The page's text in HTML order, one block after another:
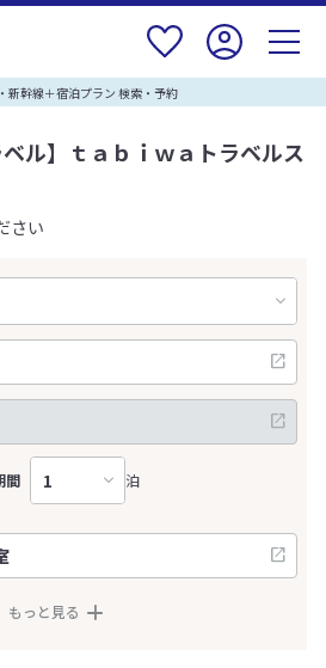
新幹線＋宿泊プラン 検索・予約
ベル】ｔａｂｉｗａトラベルス
さい
間 泊
もっと見る